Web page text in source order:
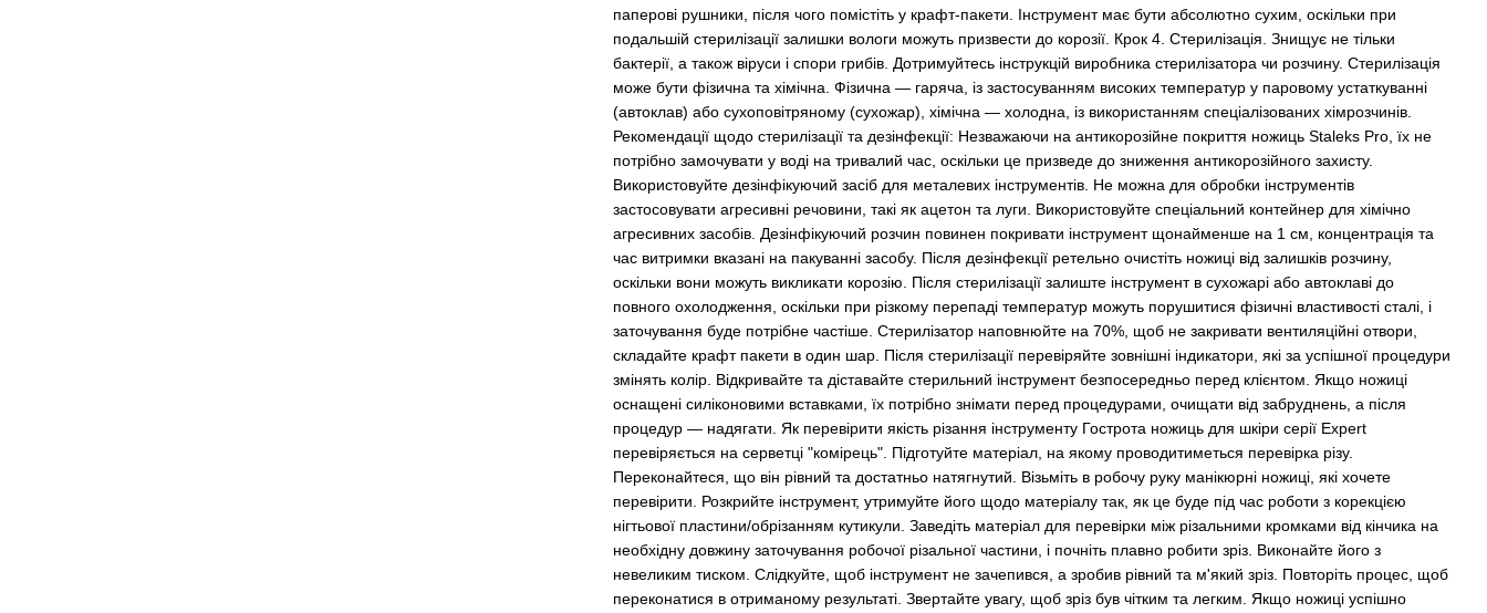
паперові рушники, після чого помістіть у крафт-пакети. Інструмент має бути абсолютно сухим, оскільки при
подальшій стерилізації залишки вологи можуть призвести до корозії. Крок 4. Стерилізація. Знищує не тільки
бактерії, а також віруси і спори грибів. Дотримуйтесь інструкцій виробника стерилізатора чи розчину. Стерилізація
може бути фізична та хімічна. Фізична — гаряча, із застосуванням високих температур у паровому устаткуванні
(автоклав) або сухоповітряному (сухожар), хімічна — холодна, із використанням спеціалізованих хімрозчинів.
Рекомендації щодо стерилізації та дезінфекції: Незважаючи на антикорозійне покриття ножиць Staleks Pro, їх не
потрібно замочувати у воді на тривалий час, оскільки це призведе до зниження антикорозійного захисту.
Використовуйте дезінфікуючий засіб для металевих інструментів. Не можна для обробки інструментів
застосовувати агресивні речовини, такі як ацетон та луги. Використовуйте спеціальний контейнер для хімічно
агресивних засобів. Дезінфікуючий розчин повинен покривати інструмент щонайменше на 1 см, концентрація та
час витримки вказані на пакуванні засобу. Після дезінфекції ретельно очистіть ножиці від залишків розчину,
оскільки вони можуть викликати корозію. Після стерилізації залиште інструмент в сухожарі або автоклаві до
повного охолодження, оскільки при різкому перепаді температур можуть порушитися фізичні властивості сталі, і
заточування буде потрібне частіше. Стерилізатор наповнюйте на 70%, щоб не закривати вентиляційні отвори,
складайте крафт пакети в один шар. Після стерилізації перевіряйте зовнішні індикатори, які за успішної процедури
змінять колір. Відкривайте та діставайте стерильний інструмент безпосередньо перед клієнтом. Якщо ножиці
оснащені силіконовими вставками, їх потрібно знімати перед процедурами, очищати від забруднень, а після
процедур — надягати. Як перевірити якість різання інструменту Гострота ножиць для шкіри серії Expert
перевіряється на серветці "комірець". Підготуйте матеріал, на якому проводитиметься перевірка різу.
Переконайтеся, що він рівний та достатньо натягнутий. Візьміть в робочу руку манікюрні ножиці, які хочете
перевірити. Розкрийте інструмент, утримуйте його щодо матеріалу так, як це буде під час роботи з корекцією
нігтьової пластини/обрізанням кутикули. Заведіть матеріал для перевірки між різальними кромками від кінчика на
необхідну довжину заточування робочої різальної частини, і почніть плавно робити зріз. Виконайте його з
невеликим тиском. Слідкуйте, щоб інструмент не зачепився, а зробив рівний та м'який зріз. Повторіть процес, щоб
переконатися в отриманому результаті. Звертайте увагу, щоб зріз був чітким та легким. Якщо ножиці успішно